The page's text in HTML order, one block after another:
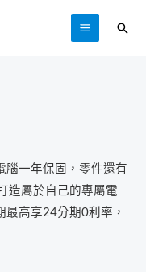
MAIN
搜
尋
腦一年保固，零件還有
造屬於自己的專屬電
高享24分期0利率，